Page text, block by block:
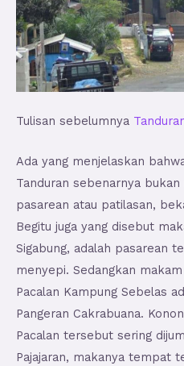
Tulisan sebelumnya
Ada yang menjelaskan
Tanduran sebenarnya
pasarean atau patilasan,
Begitu juga yang disebut
Sigabung, adalah pasarean
menyepi. Sedangkan
Pacalan Kampung Sebelas
Pangeran Cakrabuana.
Pacalan tersebut sering
Pajajaran, makanya tempat